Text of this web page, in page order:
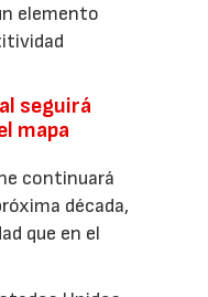
elemento
seguirá
mapa
continuará
década,
que en el